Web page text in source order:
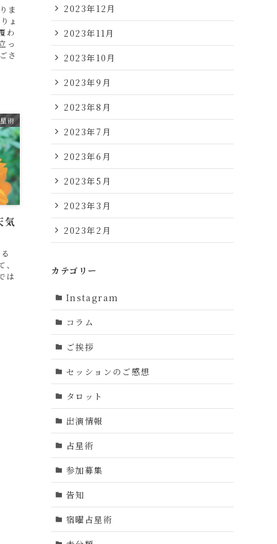
ま
ょ
わ
っ
さ
術
気
は
2023年12月
2023年11月
2023年10月
2023年9月
2023年8月
2023年7月
2023年6月
2023年5月
2023年3月
2023年2月
カテゴリー
Instagram
コラム
ご挨拶
セッションのご感想
タロット
出演情報
占星術
参加募集
告知
宿曜占星術